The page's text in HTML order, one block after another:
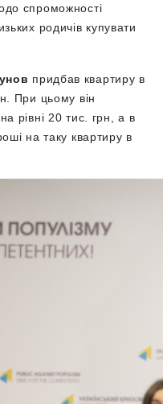
спроможності
родичів купувати
придбав квартиру в
При цьому він
рівні 20 тис. грн, а в
на таку квартиру в